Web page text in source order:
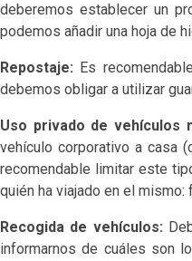
deberemos establecer un
podemos añadir una hoja de
Repostaje: Es
debemos obligar a utilizar
Uso privado de vehículos
vehículo corporativo a casa
recomendable limitar este
quién ha viajado en el
Recogida de vehículos:
informarnos de cuáles son